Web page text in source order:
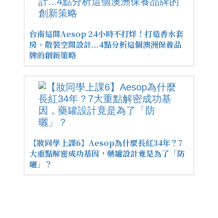
台南這間Aesop 24小時不打烊！打造香水套
房、散裝空間設計...4點分析這個澳洲保養品
牌的創新策略
【妝同學上課6】Aesop為什麼長紅34年？7
大重點解密成功基因，藥罐設計竟是為了「防
曬」？